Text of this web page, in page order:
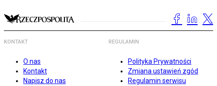
KONTAKT
O nas
Kontakt
Napisz do nas
REGULAMIN
Polityka Prywatności
Zmiana ustawień zgód
Regulamin serwisu